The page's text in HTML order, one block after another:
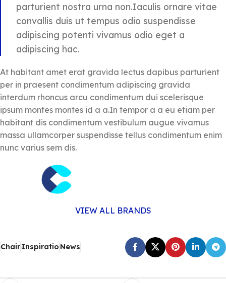
parturient nostra urna non.Iaculis ornare vitae
convallis duis ut tempus odio suspendisse
adipiscing potenti vivamus odio eget a
adipiscing hac.
At habitant amet erat gravida lectus dapibus parturient
per in praesent condimentum adipiscing gravida
interdum rhoncus arcu condimentum dui scelerisque
ipsum montes montes id a a.In tempor a a eu etiam per
habitant dis condimentum vestibulum augue vivamus
massa ullamcorper suspendisse tellus condimentum enim
nunc varius sem dis.
VIEW ALL BRANDS
ChairInspiratioNews